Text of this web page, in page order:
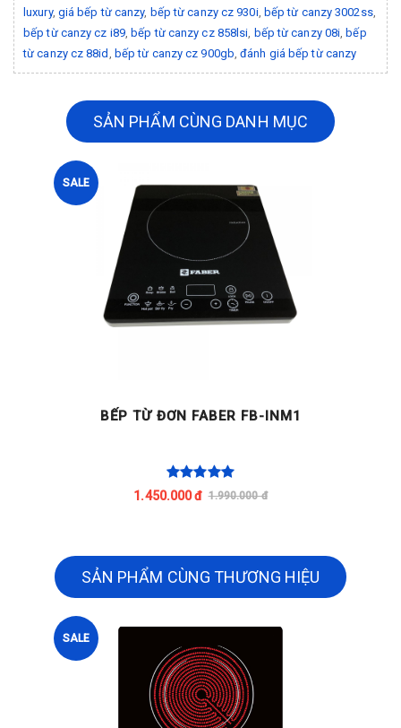
luxury, giá bếp từ canzy, bếp từ canzy cz 930i, bếp từ canzy 3002ss,
bếp từ canzy cz i89, bếp từ canzy cz 858lsi, bếp từ canzy 08i, bếp
từ canzy cz 88id , bếp từ canzy cz 900gb,đánh giá bếp từ canzy
SẢN PHẨM CÙNG DANH MỤC
SALE
BẾP TỪ ĐƠN FABER FB-INM1
1.450.000 đ 1.990.000 đ
SẢN PHẨM CÙNG THƯƠNG HIỆU
SALE